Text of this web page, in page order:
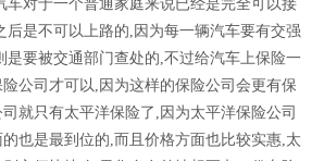
车对于一个普通家庭来说已经是完全可以接
后是不可以上路的,因为每一辆汽车要有交强
是要被交通部门查处的,不过给汽车上保险一
公司才可以,因为这样的保险公司会更有保
就只有太平洋保险了,因为太平洋保险公司
也是最到位的,而且价格方面也比较实惠,太